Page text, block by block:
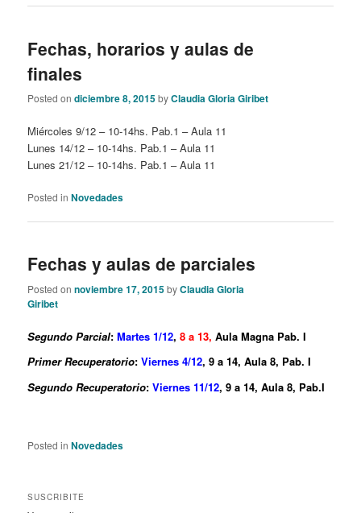
Fechas, horarios y aulas de
finales
Posted ondiciembre 8, 2015byClaudia Gloria Giribet
Miércoles 9/12 – 10-14hs. Pab.1 – Aula 11
Lunes 14/12 – 10-14hs. Pab.1 – Aula 11
Lunes 21/12 – 10-14hs. Pab.1 – Aula 11
Posted in Novedades
Fechas y aulas de parciales
Posted onnoviembre 17, 2015byClaudia Gloria
Giribet
Segundo Parcial:Martes 1/12,8 a 13, Aula Magna Pab. I
Primer Recuperatorio:Viernes 4/12, 9 a 14, Aula 8, Pab. I
Segundo Recuperatorio:Viernes 11/12,9 a 14, Aula 8, Pab.I
Posted in Novedades
SUSCRIBITE